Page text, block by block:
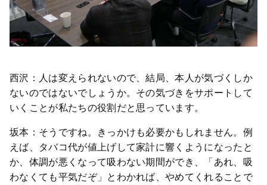
西沢：人は変えられないので、結局、本人が気づくしか
ないのではないでしょうか。その気づきをサポートして
いくことが私たちの役割だと思っています。
坂本：そうですね。きっかけも必要かもしれません。例
えば、タバコ代が値上げして家計に響くようになったと
か、体調が悪くなって吸わない期間ができ、「あれ、吸
わなくても平気だぞ」とわかれば、やめてくれることで